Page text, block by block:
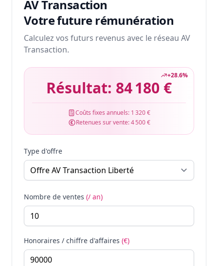
AV Transaction
Votre future rémunération
Calculez vos futurs revenus avec le réseau AV
Transaction.
+28.6%
Résultat: 84 180 €
Coûts fixes annuels: 1 320 €
Retenues sur vente:4 500 €
Type d'offre
Nombre de ventes (/ an)
Honoraires / chiffre d'affaires (€)